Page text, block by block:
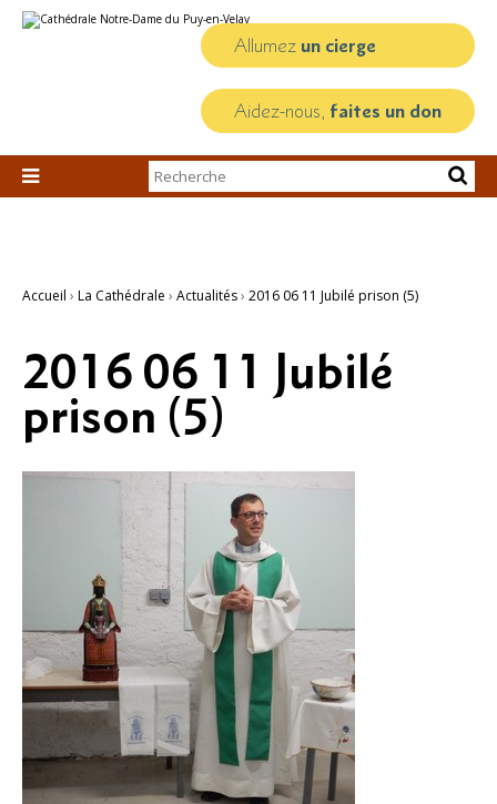
au
personnels
Allumez un cierge
Aidez-nous, faites un don

Chercher par
Recherche
Accueil › La Cathédrale › Actualités› 2016 06 11 Jubilé prison (5)
2016 06 11 Jubilé
prison (5)